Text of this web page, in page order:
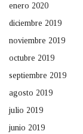
enero 2020
diciembre 2019
noviembre 2019
octubre 2019
septiembre 2019
agosto 2019
julio 2019
junio 2019